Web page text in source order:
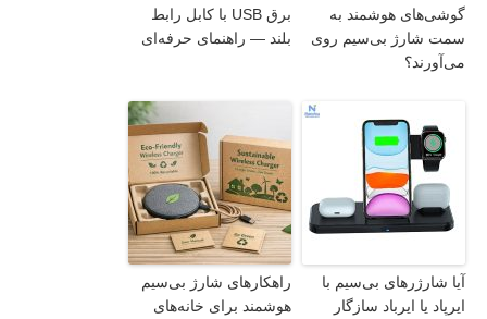
گوشی‌های هوشمند به
سمت شارژ بی‌سیم روی
می‌آورند؟
برق USB با کابل رابط
بلند — راهنمای حرفه‌ای
آیا شارژرهای بی‌سیم با
ایرپاد یا ایرباد سازگار
راهکارهای شارژ بی‌سیم
هوشمند برای خانه‌های